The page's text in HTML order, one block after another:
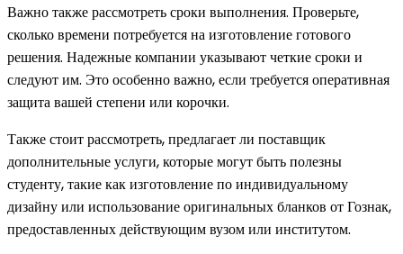
Важно также рассмотреть сроки выполнения. Проверьте,
сколько времени потребуется на изготовление готового
решения. Надежные компании указывают четкие сроки и
следуют им. Это особенно важно, если требуется оперативная
защита вашей степени или корочки.
Также стоит рассмотреть, предлагает ли поставщик
дополнительные услуги, которые могут быть полезны
студенту, такие как изготовление по индивидуальному
дизайну или использование оригинальных бланков от Гознак,
предоставленных действующим вузом или институтом.